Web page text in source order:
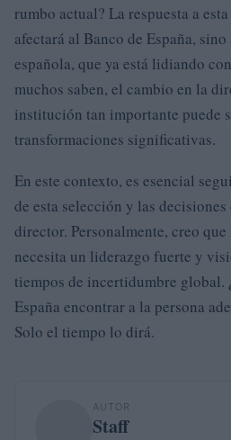
rumbo actual? La respuesta a
afectará al Banco de España,
española, que ya está lidiando
muchos saben, el cambio en la
institución tan importante puede
transformaciones significativas.
En este contexto, es esencial
de esta selección y las
director. Personalmente, creo
necesita un liderazgo fuerte y
tiempos de incertidumbre global.
España encontrar a la persona
Solo el tiempo lo dirá.
AUTOR
Staff